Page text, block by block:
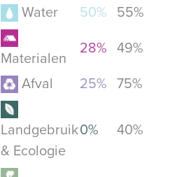
Water 50% 55%
Materialen
28% 49%
Afval 25% 75%
Landgebruik
& Ecologie
0% 40%